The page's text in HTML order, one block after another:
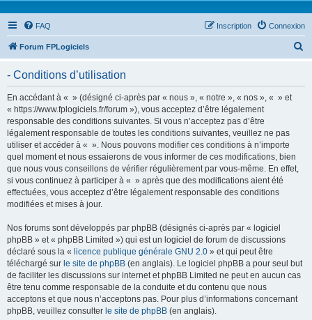
FAQ Connexion
Inscription
Forum FPLogiciels
- Conditions d’utilisation
En accédant à « » (désigné ci-après par « nous », « notre », « nos », « » et
« https://www.fplogiciels.fr/forum »), vous acceptez d’être légalement
responsable des conditions suivantes. Si vous n’acceptez pas d’être
légalement responsable de toutes les conditions suivantes, veuillez ne pas
utiliser et accéder à « ». Nous pouvons modifier ces conditions à n’importe
quel moment et nous essaierons de vous informer de ces modifications, bien
que nous vous conseillons de vérifier régulièrement par vous-même. En effet,
si vous continuez à participer à « » après que des modifications aient été
effectuées, vous acceptez d’être légalement responsable des conditions
modifiées et mises à jour.
Nos forums sont développés par phpBB (désignés ci-après par « logiciel
phpBB » et « phpBB Limited ») qui est un logiciel de forum de discussions
déclaré sous la « licence publique générale GNU 2.0 » et qui peut être
téléchargé sur le site de phpBB (en anglais). Le logiciel phpBB a pour seul but
de faciliter les discussions sur internet et phpBB Limited ne peut en aucun cas
être tenu comme responsable de la conduite et du contenu que nous
acceptons et que nous n’acceptons pas. Pour plus d’informations concernant
phpBB, veuillez consulter le site de phpBB (en anglais).